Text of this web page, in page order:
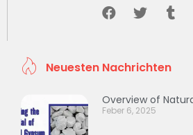
Neuesten Nachrichten
Overview of
Feber 6, 2025